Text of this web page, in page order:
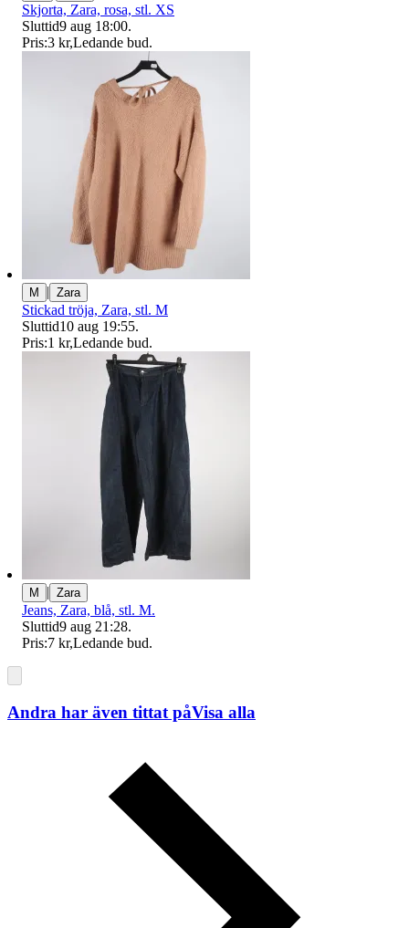
Skjorta, Zara, rosa, stl. XS
Sluttid9 aug 18:00.
Pris:3 kr,Ledande bud.
M | Zara
Stickad tröja, Zara, stl. M
Sluttid10 aug 19:55.
Pris:1 kr,Ledande bud.
M | Zara
Jeans, Zara, blå, stl. M.
Sluttid9 aug 21:28.
Pris:7 kr,Ledande bud.
Andra har även tittat påVisa alla